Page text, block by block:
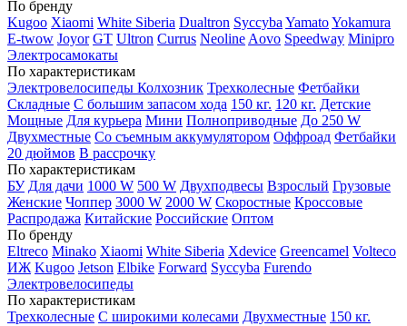
По бренду
Kugoo Xiaomi White Siberia Dualtron Syccyba YamatoYokamura
E-twow Joyor GT Ultron Currus Neoline Aovo Speedway Minipro
Электросамокаты
По характеристикам
Электровелосипеды Колхозник Трехколесные Фетбайки
Складные С большим запасом хода 150 кг. 120 кг. Детские
Мощные Для курьера Мини Полноприводные До 250 W
Двухместные Со съемным аккумулятором Оффроад Фетбайки
20 дюймов В рассрочку
По характеристикам
БУ Для дачи 1000 W 500 W Двухподвесы Взрослый Грузовые
Женские Чоппер 3000 W 2000 W Скоростные Кроссовые
Распродажа Китайские Российские Оптом
По бренду
Eltreco Minako Xiaomi White Siberia Xdevice Greencamel Volteco
ИЖ Kugoo Jetson Elbike Forward Syccyba Furendo
Электровелосипеды
По характеристикам
Трехколесные С широкими колесами Двухместные 150 кг.